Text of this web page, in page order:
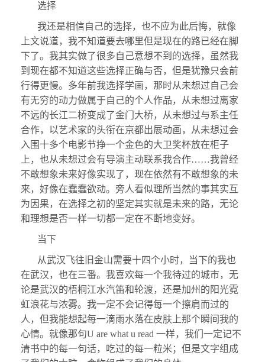
选择
我还是相信自己的选择，也不应为此后悔，就像
上文说道，我不知道要去哪里但是现在的路已经在脚
下了。我其实做了很多自己意想不到的选择，虽然我
到现在都不知道这些选择正确与否，但是犹豫只会前
行得更慢。多年前我选择学画，那时从未想过自己会
有无穷的动力做属于自己的个人作品，从未想过离家
不远的长江二桥变成了金门大桥，从未想过与系主任
合作，以艺术家的头衔在京都出展动画，从未想过会
入围十多个电影节挣一个金色的大卫奖杯放在柜子
上，也从未想过会有导演主动联系我合作……我曾经
不敢想象未来好像实现了，现在依然有不敢想象的未
来，好像在蠢蠢欲动。旁人看似理所当然的事其实互
为因果，在选择之初的坚定其实就是未来的路，无论
和理想是否一样一切都一定在不断地变好。
当下
从武汉飞往旧金山需要十四个小时，当下的我也
在武汉，也在三番。我喜欢每一个我待过的城市，无
论是武汉的梧桐江水汽笛和轮渡，还是加州的阳光霓
虹浪花与浓雾。我一定不会记得每一个擦肩而过的
人，但我能想起每一滴雨水落在皮肤上那个瞬间我的
心情。就像那句U are what u read 一样，我们一定记不
清书中的每一句话，吃过的每一粒米；但是文字组成